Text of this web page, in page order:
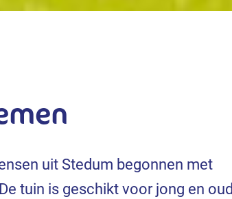
uit Stedum begonnen met
tuin is geschikt voor jong en oud